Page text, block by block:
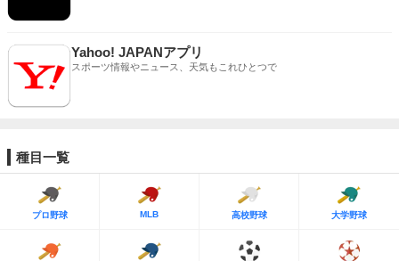
Yahoo! JAPANアプリ
スポーツ情報やニュース、天気もこれひとつで
種目一覧
プロ野球 MLB 高校野球 大学野球